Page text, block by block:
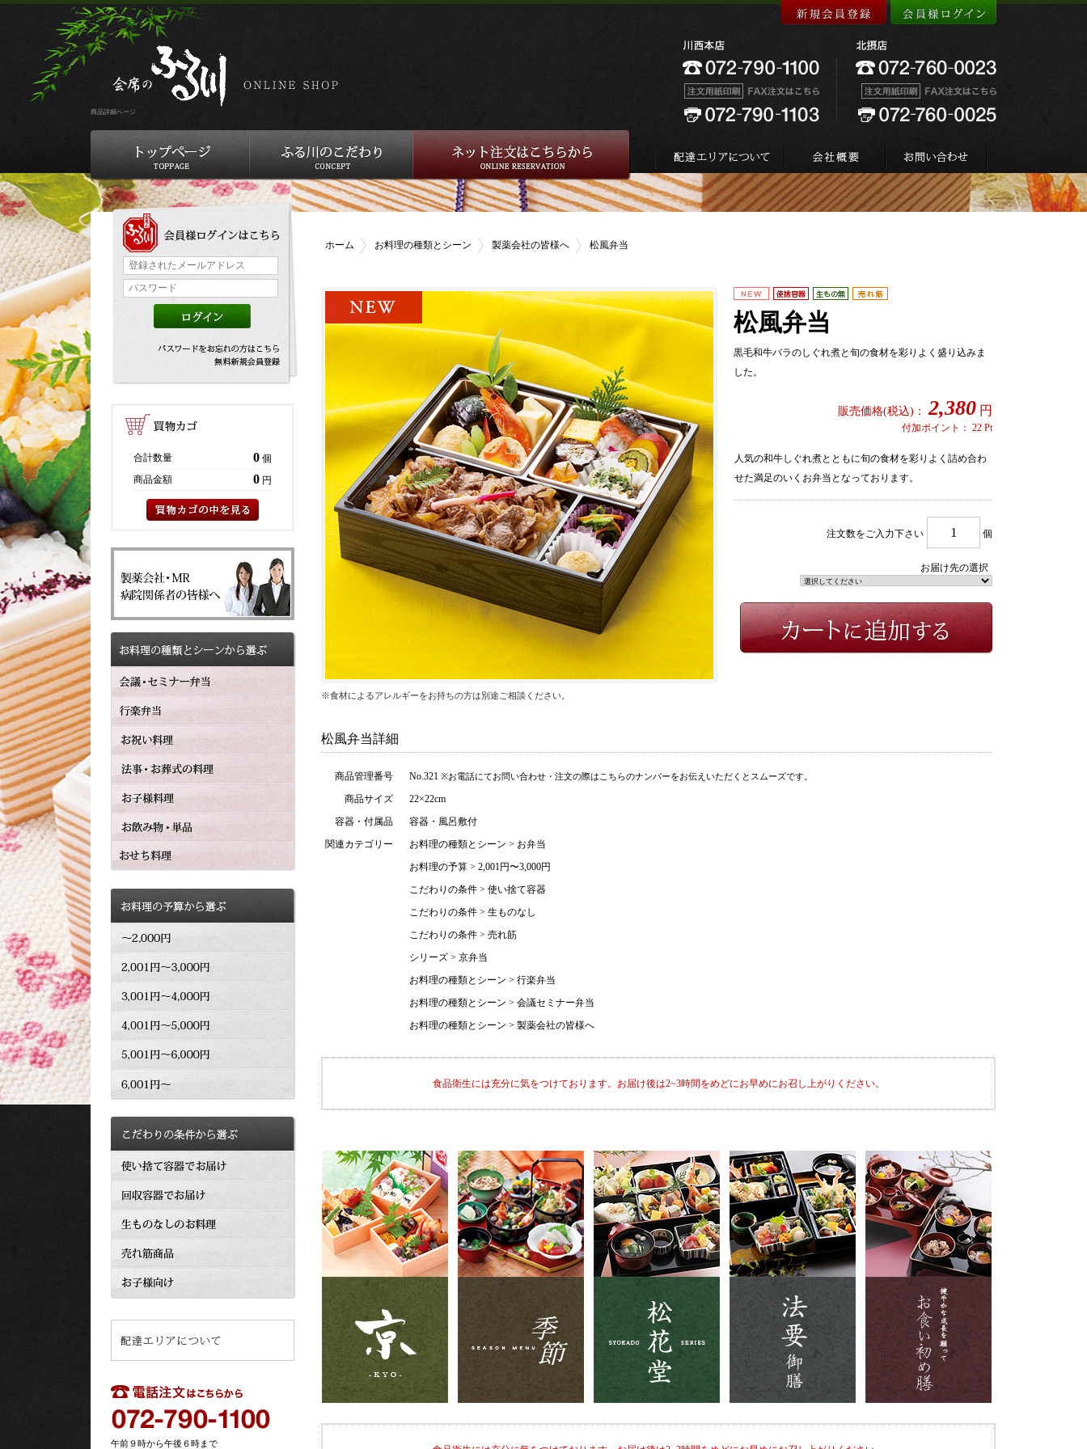
商品詳細ページ
ホーム お料理の種類とシーン 製薬会社の皆様へ 松風弁当
※食材によるアレルギーをお持ちの方は別途ご相談ください。
松風弁当
黒毛和牛バラのしぐれ煮と旬の食材を彩りよく盛り込みま
した。
販売価格(税込)： 2,380 円
付加ポイント： 22 Pt
人気の和牛しぐれ煮とともに旬の食材を彩りよく詰め合わ
せた満足のいくお弁当となっております。
注文数をご入力下さい 個
お届け先の選択
松風弁当詳細
商品管理番号 No.321 ※お電話にてお問い合わせ・注文の際はこちらのナンバーをお伝えいただくとスムーズです。
商品サイズ
22×22cm
容器・付属品
容器・風呂敷付
関連カテゴリー
お料理の種類とシーン > お弁当
お料理の予算 > 2,001円〜3,000円
こだわりの条件 > 使い捨て容器
こだわりの条件 > 生ものなし
こだわりの条件 > 売れ筋
シリーズ > 京弁当
お料理の種類とシーン > 行楽弁当
お料理の種類とシーン > 会議セミナー弁当
お料理の種類とシーン > 製薬会社の皆様へ
食品衛生には充分に気をつけております。お届け後は2~3時間をめどにお早めにお召し上がりください。
合計数量 0 個
商品金額
0 円
午前９時から午後６時まで